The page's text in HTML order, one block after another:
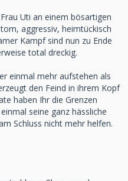
Uti an einem bösartigen
aggressiv, heimtückisch
Kampf sind nun zu Ende
total dreckig.
einmal mehr aufstehen als
den Feind in ihrem Kopf
haben Ihr die Grenzen
seine ganz hässliche
Schluss nicht mehr helfen.